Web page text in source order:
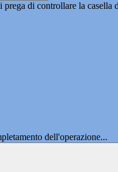
prega di controllare la casella
dell'operazione...